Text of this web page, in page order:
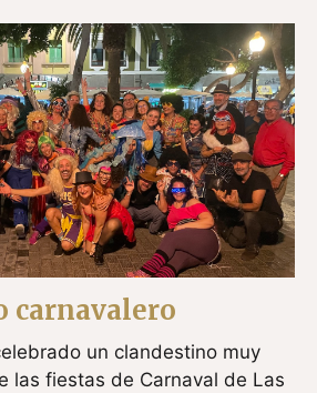
carnavalero
un clandestino muy
las fiestas de Carnaval de Las